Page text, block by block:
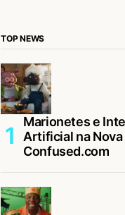
TOP NEWS
Marionetes e
Artificial na Nova
Confused.com